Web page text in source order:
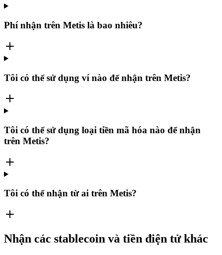
Phí nhận trên Metis là bao nhiêu?
Tôi có thể sử dụng ví nào để nhận trên Metis?
Tôi có thể sử dụng loại tiền mã hóa nào để nhận
trên Metis?
Tôi có thể nhận từ ai trên Metis?
Nhận các stablecoin và tiền điện tử khác